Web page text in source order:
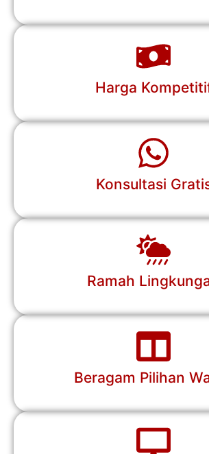
Harga
Konsultasi
Ramah
Beragam Pilihan